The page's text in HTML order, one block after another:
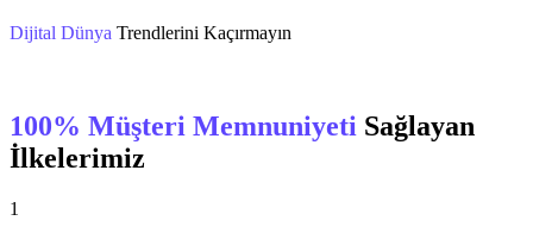
Dijital Dünya Trendlerini Kaçırmayın
100% Müşteri Memnuniyeti Sağlayan
İlkelerimiz
1